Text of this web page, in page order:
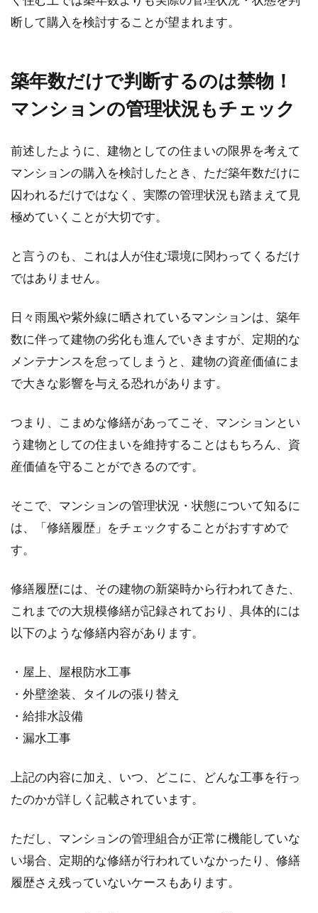
断して購入を検討することが望まれます。
築年数だけで判断するのは禁物！
マンションの管理状況もチェック
前述したように、建物としての住まいの限界を考えて
マンションの購入を検討したとき、ただ築年数だけに
囚われるだけではなく、実際の管理状況も踏まえて見
極めていくことが大切です。
と言うのも、これは人が住む環境に関わってくるだけ
ではありません。
日々雨風や紫外線に晒されているマンションは、築年
数に伴って建物の劣化も進んでいきますが、定期的な
メンテナンスを怠ってしまうと、建物の資産価値にま
で大きな影響を与える恐れがあります。
つまり、こまめな修繕があってこそ、マンションとい
う建物としての住まいを維持することはもちろん、資
産価値を守ることができるのです。
そこで、マンションの管理状況・状態について知るに
は、「修繕履歴」をチェックすることがおすすめで
す。
修繕履歴には、その建物の新築時から行われてきた、
これまでの大規模修繕が記録されており、具体的には
以下のような修繕内容があります。
・屋上、屋根防水工事
・外壁塗装、タイルの張り替え
・給排水設備
・漏水工事
上記の内容に加え、いつ、どこに、どんな工事を行っ
たのかが詳しく記載されています。
ただし、マンションの管理組合が正常に機能していな
い場合、定期的な修繕が行われていなかったり、修繕
履歴さえ残っていないケースもあります。